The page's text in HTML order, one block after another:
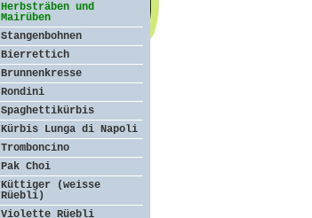
Herbsträben und
Mairüben
Stangenbohnen
Bierrettich
Brunnenkresse
Rondini
Spaghettikürbis
Kürbis Lunga di Napoli
Tromboncino
Pak Choi
Küttiger (weisse
Rüebli)
Violette Rüebli